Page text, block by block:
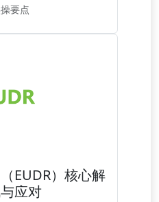
要点
EUDR）核心解
应对